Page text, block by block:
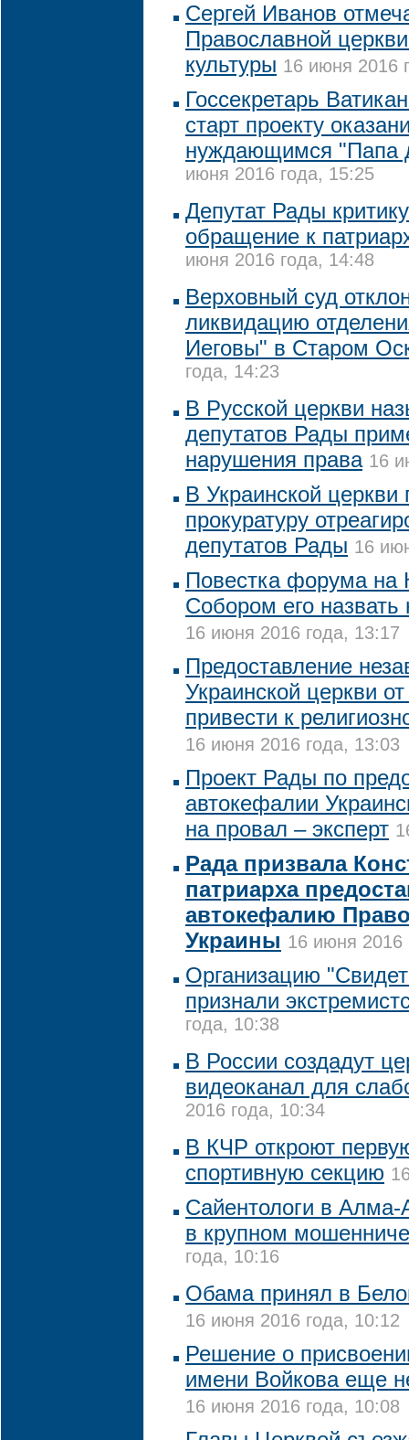
Сергей Иванов
Православной
культуры 16 июня 2016
Госсекретарь
старт проекту
нуждающимся "Папа
июня 2016 года, 15:25
Депутат Рады
обращение к
июня 2016 года, 14:48
Верховный суд
ликвидацию
Иеговы" в Старом
года, 14:23
В Русской церкви
депутатов Рады
нарушения права 16
В Украинской церкви
прокуратуру
депутатов Рады 16
Повестка форума на
Собором его
16 июня 2016 года, 13:17
Предоставление
Украинской церкви
привести к
16 июня 2016 года, 13:03
Проект Рады по
автокефалии
на провал – эксперт
Рада призвала
патриарха
автокефалию
Украины 16 июня 2016
Организацию
признали
года, 10:38
В России создадут
видеоканал для
2016 года, 10:34
В КЧР откроют
спортивную секцию
Сайентологи в Алма-
в крупном
года, 10:16
Обама принял в
16 июня 2016 года, 10:12
Решение о
имени Войкова еще
16 июня 2016 года, 10:08